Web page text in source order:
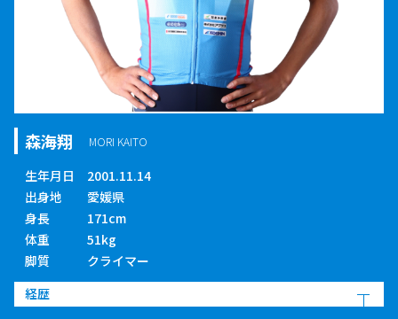
森海翔 MORI KAITO
生年月日
2001.11.14
出身地
愛媛県
身長
171cm
体重
51kg
脚質
クライマー
経歴